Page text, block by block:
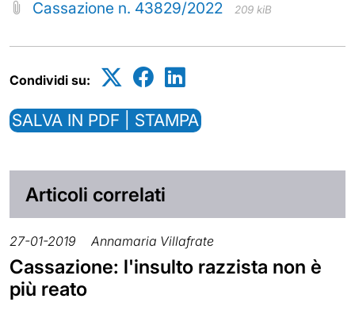
Cassazione n. 43829/2022 209 kiB
Condividi su:
SALVA IN PDF | STAMPA
Articoli correlati
27-01-2019 Annamaria Villafrate
Cassazione: l'insulto razzista non è
più reato